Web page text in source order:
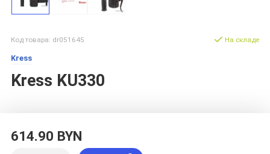
Код товара: dr051645
Kress
Kress KU330
На складе
614.90 BYN